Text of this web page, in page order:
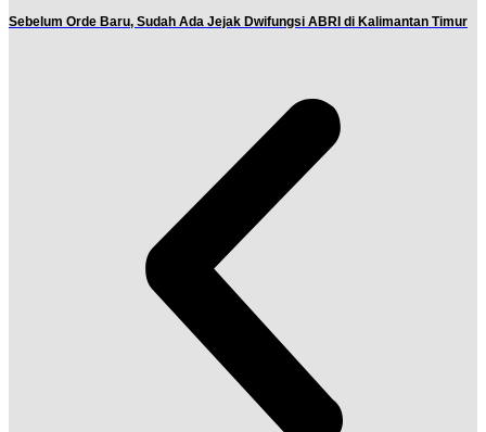
Sebelum Orde Baru, Sudah Ada Jejak Dwifungsi ABRI di Kalimantan Timur